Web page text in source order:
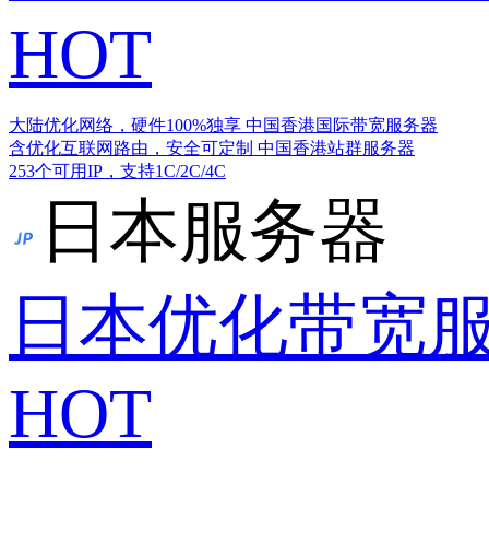
HOT
大陆优化网络，硬件100%独享 中国香港国际带宽服务器
含优化互联网路由，安全可定制 中国香港站群服务器
253个可用IP，支持1C/2C/4C
日本服务器
日本优化带宽
HOT